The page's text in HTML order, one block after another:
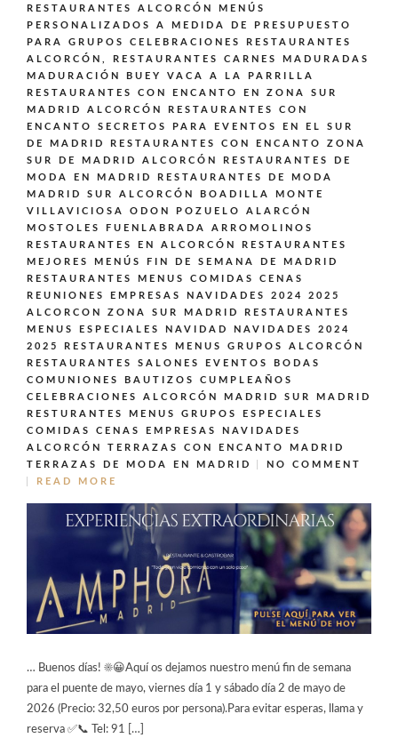
RESTAURANTES ALCORCÓN MENÚS
PERSONALIZADOS A MEDIDA DE PRESUPUESTO
PARA GRUPOS CELEBRACIONES
RESTAURANTES
ALCORCÓN,
RESTAURANTES CARNES MADURADAS
MADURACIÓN BUEY VACA A LA PARRILLA
RESTAURANTES CON ENCANTO EN ZONA SUR
MADRID ALCORCÓN
RESTAURANTES CON
ENCANTO SECRETOS PARA EVENTOS EN EL SUR
DE MADRID
RESTAURANTES CON ENCANTO ZONA
SUR DE MADRID ALCORCÓN
RESTAURANTES DE
MODA EN MADRID
RESTAURANTES DE MODA
MADRID SUR ALCORCÓN BOADILLA MONTE
VILLAVICIOSA ODON POZUELO ALARCÓN
MOSTOLES FUENLABRADA ARROMOLINOS
RESTAURANTES EN ALCORCÓN
RESTAURANTES
MEJORES MENÚS FIN DE SEMANA DE MADRID
RESTAURANTES MENUS COMIDAS CENAS
REUNIONES EMPRESAS NAVIDADES 2024 2025
ALCORCON ZONA SUR MADRID
RESTAURANTES
MENUS ESPECIALES NAVIDAD NAVIDADES 2024
2025
RESTAURANTES MENUS GRUPOS ALCORCÓN
RESTAURANTES SALONES EVENTOS BODAS
COMUNIONES BAUTIZOS CUMPLEAÑOS
CELEBRACIONES ALCORCÓN MADRID SUR MADRID
RESTURANTES MENUS GRUPOS ESPECIALES
COMIDAS CENAS EMPRESAS NAVIDADES
ALCORCÓN
TERRAZAS CON ENCANTO MADRID
TERRAZAS DE MODA EN MADRID
NO COMMENT
READ MORE
… Buenos días! ☀️😀Aquí os dejamos nuestro menú fin de semana
para el puente de mayo, viernes día 1 y sábado día 2 de mayo de
2026 (Precio: 32,50 euros por persona).Para evitar esperas, llama y
reserva ✅📞 Tel: 91 […]